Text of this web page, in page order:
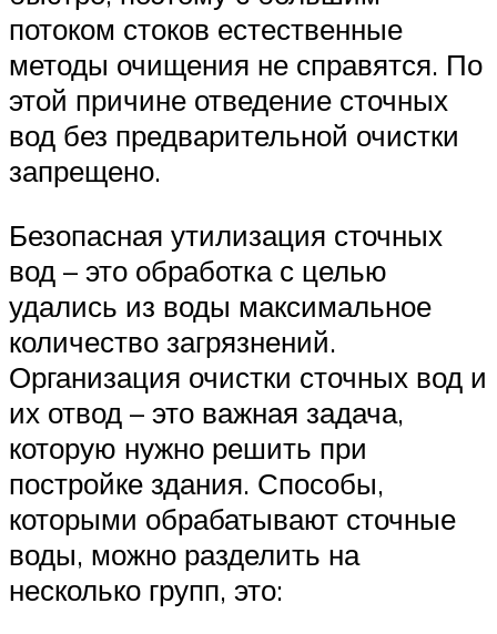
потоком стоков естественные
методы очищения не справятся. По
этой причине отведение сточных
вод без предварительной очистки
запрещено.
Безопасная утилизация сточных
вод – это обработка с целью
удались из воды максимальное
количество загрязнений.
Организация очистки сточных вод и
их отвод – это важная задача,
которую нужно решить при
постройке здания. Способы,
которыми обрабатывают сточные
воды, можно разделить на
несколько групп, это: